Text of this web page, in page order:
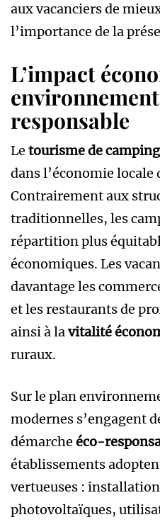
aux vacanciers de
l’importance de la
L’impact
responsable
Le tourisme de camping
dans l’économie locale
Contrairement aux
traditionnelles, les
répartition plus
économiques. Les
davantage les
et les restaurants de
ainsi à lavitalité
ruraux.
Sur le plan
modernes s’engagent
démarche éco-
établissements
vertueuses :
photovoltaïques,